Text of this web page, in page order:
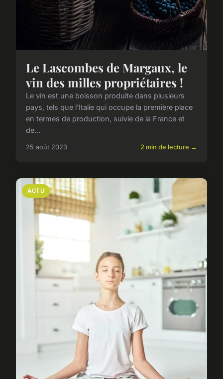
Le Lascombes de Margaux, le
vin des milles propriétaires !
Le vin est une boisson produite dans plusieurs
pays, tels que l'Italie qui occupe la première place
en termes de production, suivie de la France et
de...
25 août 2023 2 min de lecture →
ACTU